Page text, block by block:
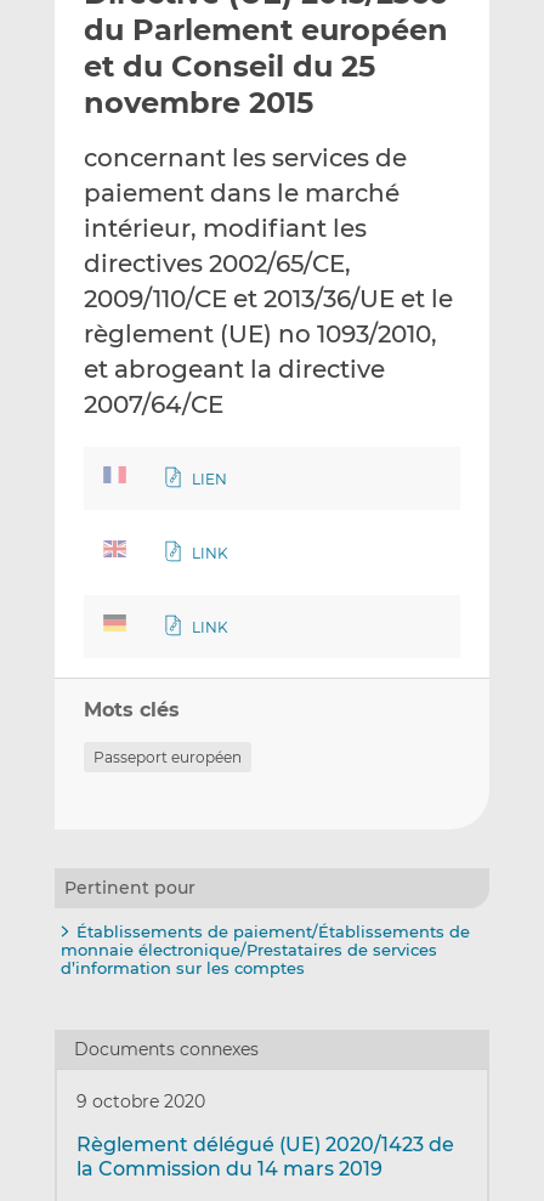
e
r
p
a
e
m
a
i
l
g
e
r
s
r
L
i
n
k
e
d
n
g
e
r
s
r
F
a
c
e
b
o
k
du Parlement européen
et du Conseil du 25
novembre 2015
concernant les services de
paiement dans le marché
intérieur, modifiant les
directives 2002/65/CE,
2009/110/CE et 2013/36/UE et le
règlement (UE) no 1093/2010,
et abrogeant la directive
2007/64/CE
LIEN
LINK
LINK
Mots clés
Passeport européen
Pertinent pour
Établissements de paiement/Établissements de
monnaie électronique/Prestataires de services
d’information sur les comptes
Documents connexes
9 octobre 2020
Règlement délégué (UE) 2020/1423 de
la Commission du 14 mars 2019